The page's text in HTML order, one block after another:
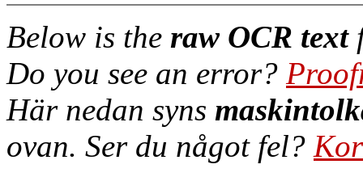
Below is the raw OCR text
Do you see an error?
Här nedan syns
ovan. Ser du något fel?